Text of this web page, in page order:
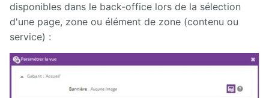
Manuel
de
mise à
jour
Releases
disponibles dans le back-office lors de la sélection
d'une page, zone ou élément de zone (contenu ou
service) :